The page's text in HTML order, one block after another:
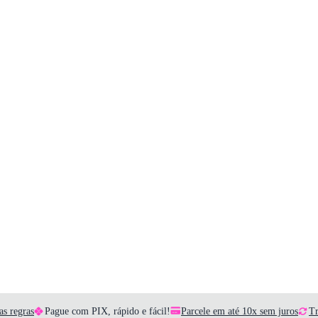
regras Pague com PIX, rápido e fácil! Parcele em até 10x sem juros